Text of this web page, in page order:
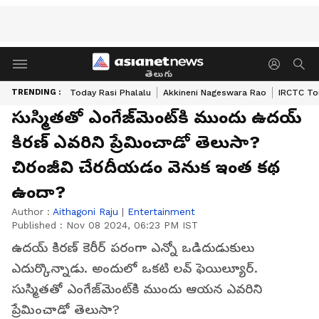
తెలుగు
TRENDING : Today Rasi Phalalu Akkineni Nageswara Rao IRCTC
సుస్మితతో ఎంగేజ్‌మెంట్‌కి ముందు ఉదయ్‌
కిరణ్‌ ఎవరిని ప్రేమించాడో తెలుసా?
చిరంజీవి చేరదీయడం వెనుక ఇంత కథ
ఉందా?
Author : Aithagoni Raju | Entertainment
Published : Nov 08 2024, 06:23 PM IST
ఉదయ్‌ కిరణ్‌ కెరీర్‌ పరంగా ఎన్నో ఒడిదుడుకులు
ఎదుర్కొన్నాడు. అందులో ఒకటి లవ్‌ ఫెయిల్యూర్‌.
సుస్మితతో ఎంగేజ్‌మెంట్‌కి ముందు ఆయన ఎవరిని
ప్రేమించాడో తెలుసా?